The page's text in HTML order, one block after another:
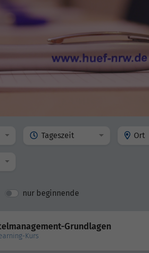
Tageszeit Ort
nur beginnende
Grundlagen
Kurs